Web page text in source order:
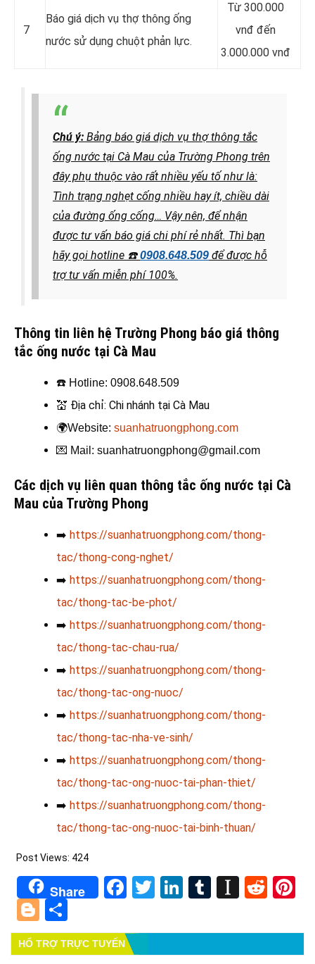
7
Báo giá dịch vụ thợ thông ống
nước sử dụng chuột phản lực.
Từ 300.000
vnđ đến
3.000.000 vnđ
Chú ý: Bảng báo giá dịch vụ thợ thông tắc
ống nước tại Cà Mau của Trường Phong trên
đây phụ thuộc vào rất nhiều yếu tố như là:
Tình trạng nghẹt cống nhiều hay ít, chiều dài
của đường ống cống… Vậy nên, để nhận
được tư vấn báo giá chi phí rẻ nhất. Thì bạn
hãy gọi hotline ☎️0908.648.509 để được hỗ
trợ tư vấn miễn phí 100%.
Thông tin liên hệ Trường Phong báo giá thông
tắc ống nước tại Cà Mau
☎️ Hotline: 0908.648.509
💒 Địa chỉ: Chi nhánh tại Cà Mau
🌍Website: suanhatruongphong.com
💌 Mail: suanhatruongphong@gmail.com
Các dịch vụ liên quan thông tắc ống nước tại Cà
Mau của Trường Phong
➡️ https://suanhatruongphong.com/thong-
tac/thong-cong-nghet/
➡️ https://suanhatruongphong.com/thong-
tac/thong-tac-be-phot/
➡️ https://suanhatruongphong.com/thong-
tac/thong-tac-chau-rua/
➡️ https://suanhatruongphong.com/thong-
tac/thong-tac-ong-nuoc/
➡️ https://suanhatruongphong.com/thong-
tac/thong-tac-nha-ve-sinh/
➡️ https://suanhatruongphong.com/thong-
tac/thong-tac-ong-nuoc-tai-phan-thiet/
➡️ https://suanhatruongphong.com/thong-
tac/thong-tac-ong-nuoc-tai-binh-thuan/
Post Views: 424
Share Facebook
TwitterLinkedIn
Tumblr
Blogger
HỔ TRỢ TRỰC TUYẾN